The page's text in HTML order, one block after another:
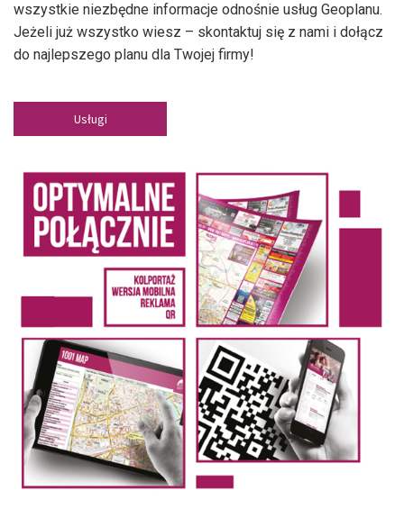
wszystkie niezbędne informacje odnośnie usług Geoplanu.
Jeżeli już wszystko wiesz – skontaktuj się z nami i dołącz
do najlepszego planu dla Twojej firmy!
Usługi